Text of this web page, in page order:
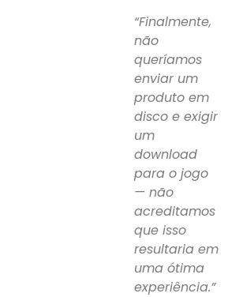
“Finalmente,
não
queríamos
enviar um
produto em
disco e exigir
um
download
para o jogo
— não
acreditamos
que isso
resultaria em
uma ótima
experiência.”